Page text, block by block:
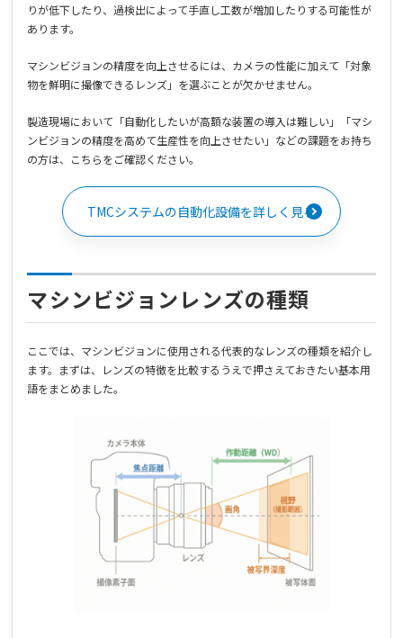
りが低下したり、過検出によって手直し工数が増加したりする可能性が
あります。
マシンビジョンの精度を向上させるには、カメラの性能に加えて「対象
物を鮮明に撮像できるレンズ」を選ぶことが欠かせません。
製造現場において「自動化したいが高額な装置の導入は難しい」「マシ
ンビジョンの精度を高めて生産性を向上させたい」などの課題をお持ち
の方は、こちらをご確認ください。
TMCシステムの自動化設備を詳しく見る
マシンビジョンレンズの種類
ここでは、マシンビジョンに使用される代表的なレンズの種類を紹介し
ます。まずは、レンズの特徴を比較するうえで押さえておきたい基本用
語をまとめました。